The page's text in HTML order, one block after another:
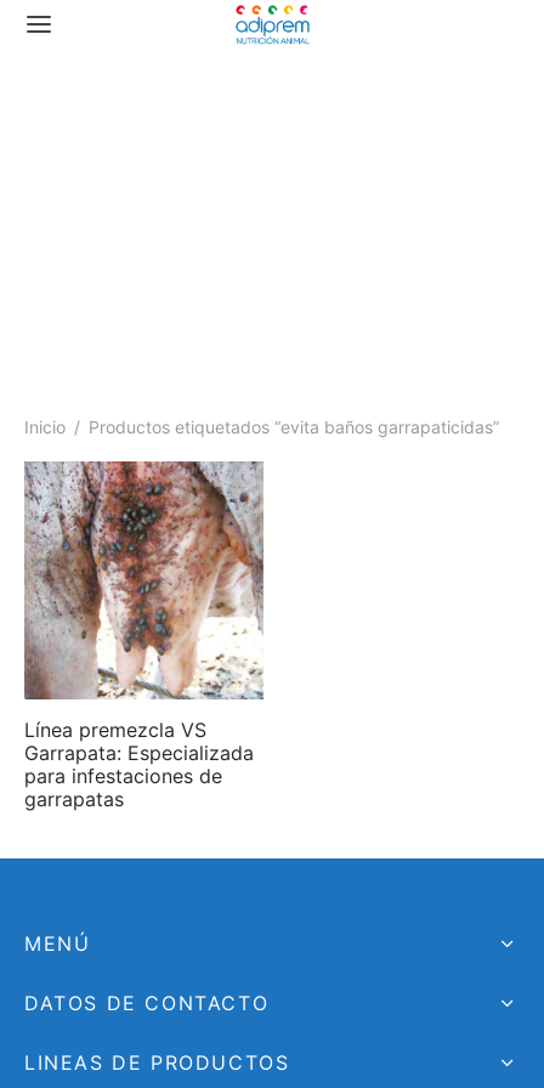
Inicio / Productos etiquetados “evita baños garrapaticidas”
Línea premezcla VS
Garrapata: Especializada
para infestaciones de
garrapatas
MENÚ
DATOS DE CONTACTO
LINEAS DE PRODUCTOS